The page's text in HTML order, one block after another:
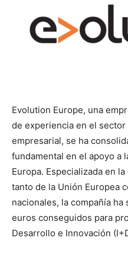
Evolution Europe, una
de experiencia en el
empresarial, se ha
fundamental en el apoyo a
Europa. Especializada en
tanto de la Unión Europea
nacionales, la compañía
euros conseguidos para
Desarrollo e Innovación